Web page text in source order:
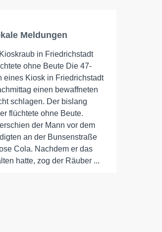
Meldungen
in Friedrichstadt
ohne Beute Die 47-
eines Kiosk in Friedrichstadt
einen bewaffneten
schlagen. Der bislang
flüchtete ohne Beute.
der Mann vor dem
an der Bunsenstraße
Cola. Nachdem er das
hatte, zog der Räuber ...